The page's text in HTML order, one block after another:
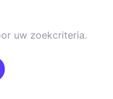
uw zoekcriteria.